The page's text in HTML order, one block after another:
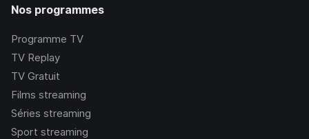
Nos programmes
Programme TV
TV Replay
TV Gratuit
Films streaming
Séries streaming
Sport streaming